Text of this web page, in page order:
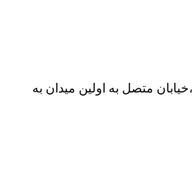
متصل به اولین میدان به